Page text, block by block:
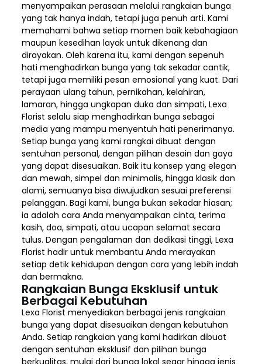
menyampaikan perasaan melalui rangkaian bunga
yang tak hanya indah, tetapi juga penuh arti. Kami
memahami bahwa setiap momen baik kebahagiaan
maupun kesedihan layak untuk dikenang dan
dirayakan. Oleh karena itu, kami dengan sepenuh
hati menghadirkan bunga yang tak sekadar cantik,
tetapi juga memiliki pesan emosional yang kuat. Dari
perayaan ulang tahun, pernikahan, kelahiran,
lamaran, hingga ungkapan duka dan simpati, Lexa
Florist selalu siap menghadirkan bunga sebagai
media yang mampu menyentuh hati penerimanya.
Setiap bunga yang kami rangkai dibuat dengan
sentuhan personal, dengan pilihan desain dan gaya
yang dapat disesuaikan. Baik itu konsep yang elegan
dan mewah, simpel dan minimalis, hingga klasik dan
alami, semuanya bisa diwujudkan sesuai preferensi
pelanggan. Bagi kami, bunga bukan sekadar hiasan;
ia adalah cara Anda menyampaikan cinta, terima
kasih, doa, simpati, atau ucapan selamat secara
tulus. Dengan pengalaman dan dedikasi tinggi, Lexa
Florist hadir untuk membantu Anda merayakan
setiap detik kehidupan dengan cara yang lebih indah
dan bermakna.
Rangkaian Bunga Eksklusif untuk
Berbagai Kebutuhan
Lexa Florist menyediakan berbagai jenis rangkaian
bunga yang dapat disesuaikan dengan kebutuhan
Anda. Setiap rangkaian yang kami hadirkan dibuat
dengan sentuhan eksklusif dan pilihan bunga
berkualitas, mulai dari bunga lokal segar hingga jenis